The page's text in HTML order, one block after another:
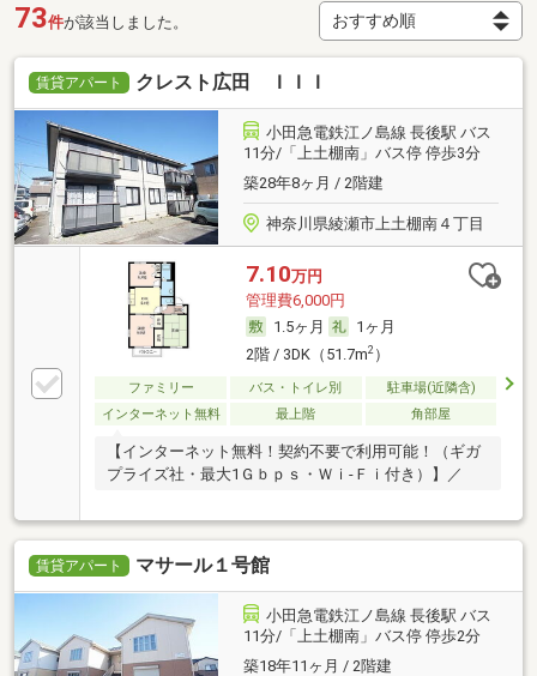
73件が該当しました。
賃貸アパート クレスト広田 ＩＩＩ
小田急電鉄江ノ島線 長後駅 バス
11分/「上土棚南」バス停 停歩3分
築28年8ヶ月 / 2階建
神奈川県綾瀬市上土棚南４丁目
7.10万円
管理費6,000円
1.5ヶ月
1ヶ月
2階 / 3DK（51.7m2）
ファミリー バス・トイレ別
駐車場(近隣含)
インターネット無料
最上階 角部屋
【インターネット無料！契約不要で利用可能！（ギガ
プライズ社・最大1Ｇｂｐｓ・Ｗｉ‐Ｆｉ付き）】／
賃貸アパート マサール１号館
小田急電鉄江ノ島線 長後駅 バス
11分/「上土棚南」バス停 停歩2分
築18年11ヶ月 / 2階建